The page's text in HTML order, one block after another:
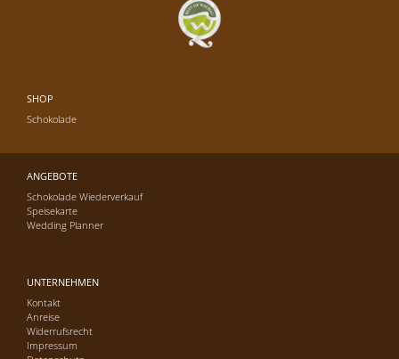
SHOP
Schokolade
ANGEBOTE
Schokolade Wiederverkauf
Speisekarte
Wedding Planner
UNTERNEHMEN
Kontakt
Anreise
Widerrufsrecht
Impressum